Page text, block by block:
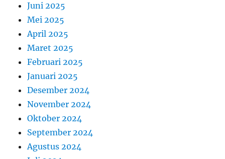
Juni 2025
Mei 2025
April 2025
Maret 2025
Februari 2025
Januari 2025
Desember 2024
November 2024
Oktober 2024
September 2024
Agustus 2024